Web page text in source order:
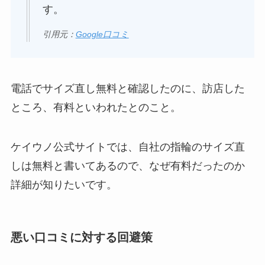
す。
引用元： Google口コミ
電話でサイズ直し無料と確認したのに、訪店した
ところ、有料といわれたとのこと。
ケイウノ公式サイトでは、自社の指輪のサイズ直
しは無料と書いてあるので、なぜ有料だったのか
詳細が知りたいです。
悪い口コミに対する回避策